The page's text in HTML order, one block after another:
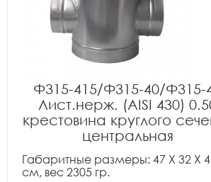
Ф315-415/Ф315-40/Ф315-
Лист.нерж. (AISI 430)
крестовина круглого
центральная
Габаритные размеры: 47 X 32 X
см, вес 2305 гр.